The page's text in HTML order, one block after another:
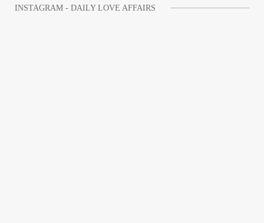
INSTAGRAM - DAILY LOVE AFFAIRS